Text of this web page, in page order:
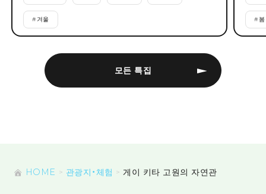
모든 특집
# 겨울 #봄
HOME 관광지・체험 게이 키타 고원의 자연관